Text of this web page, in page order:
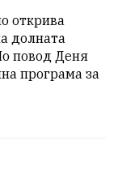
открива
долната
повод Деня
програма за